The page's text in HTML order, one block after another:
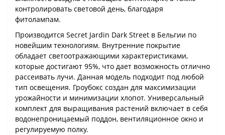
контролировать световой день, благодаря
фитолампам.
Производится Secret Jardin Dark Street в Бельгии по
новейшим технологиям. Внутренние покрытие
обладает светоотражающими характеристиками,
которые достигают 95%, что дает возможность отлично
рассеивать лучи. Данная модель подходит под любой
тип освещения. Гроубокс создан для максимизации
урожайности и минимизации хлопот. Универсальный
комплект для выращивания растений включает в себя
водонепроницаемый поддон, вентиляционное окно и
регулируемую полку.